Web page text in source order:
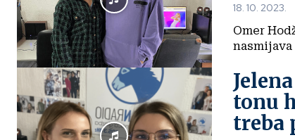
18. 10. 2023.
Omer
tonu
treba